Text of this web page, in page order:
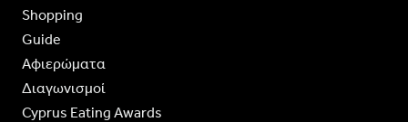
Shopping
Guide
Aφιερώματα
Διαγωνισμοί
Cyprus Eating Awards